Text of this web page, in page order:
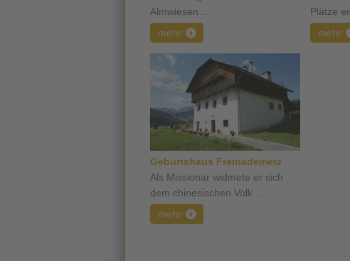
Almwiesen ...
mehr
Plätze
mehr
Geburtshaus Freinademetz
Als Missionar widmete er sich
dem chinesischen Volk ...
mehr